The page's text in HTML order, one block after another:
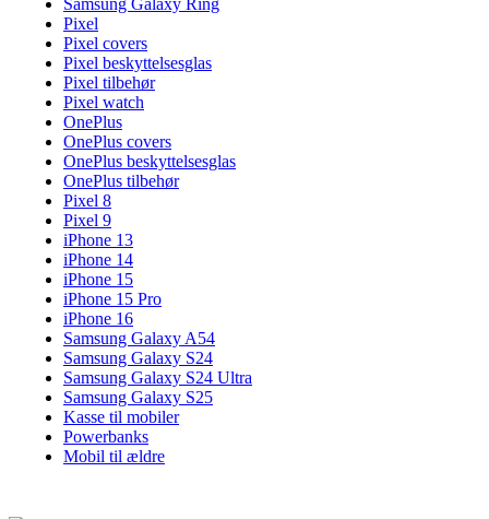
Samsung Galaxy Ring
Pixel
Pixel covers
Pixel beskyttelsesglas
Pixel tilbehør
Pixel watch
OnePlus
OnePlus covers
OnePlus beskyttelsesglas
OnePlus tilbehør
Pixel 8
Pixel 9
iPhone 13
iPhone 14
iPhone 15
iPhone 15 Pro
iPhone 16
Samsung Galaxy A54
Samsung Galaxy S24
Samsung Galaxy S24 Ultra
Samsung Galaxy S25
Kasse til mobiler
Powerbanks
Mobil til ældre